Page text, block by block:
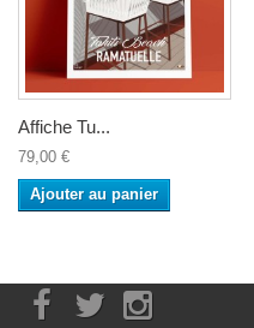
Affiche Tu...
79,00 €
Ajouter au panier